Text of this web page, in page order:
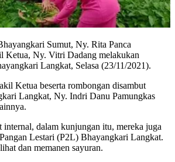
Sumut, Ny. Rita Panca
Ketua, Ny. Vitri Dadang melakukan
Langkat, Selasa (23/11/2021).
Ketua beserta rombongan disambut
Langkat, Ny. Indri Danu Pamungkas
internal, dalam kunjungan itu, mereka juga
Lestari (P2L) Bhayangkari Langkat.
dan memanen sayuran.